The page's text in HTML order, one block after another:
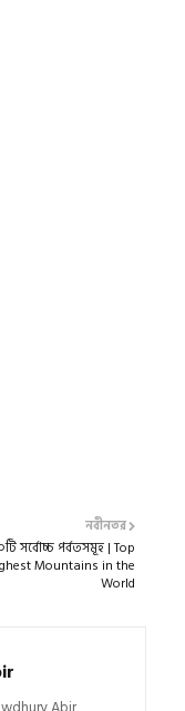
নবীনতর
সর্বোচ্চ পর্বতসমূহ | Top
Mountains in the
World